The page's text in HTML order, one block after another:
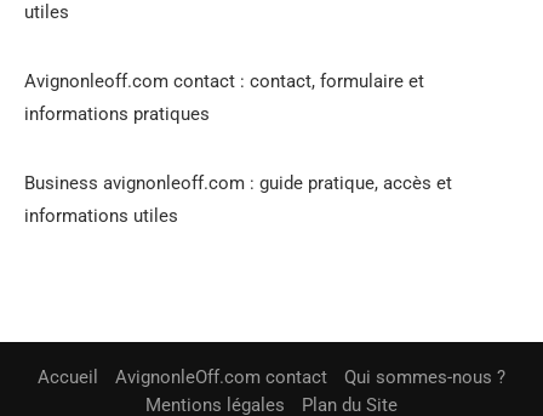
utiles
Avignonleoff.com contact : contact, formulaire et
informations pratiques
Business avignonleoff.com : guide pratique, accès et
informations utiles
Accueil AvignonleOff.com contact
Qui sommes-nous ?
Mentions légales
Plan du Site